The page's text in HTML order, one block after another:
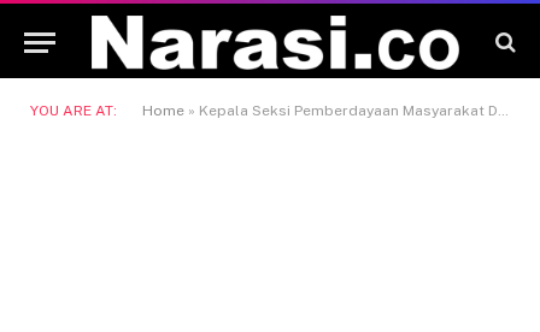
YOU ARE AT: Home » Kepala Seksi Pemberdayaan Masyarakat Desa Kecamatan Loa Kulu